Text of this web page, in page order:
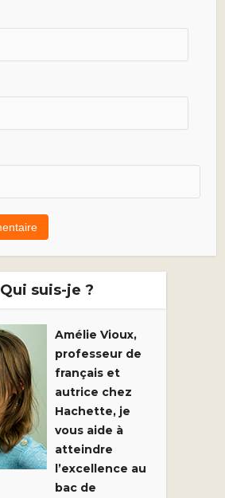
Qui suis-je ?
Amélie Vioux,
professeur de
français et
autrice chez
Hachette, je
vous aide à
atteindre
l’excellence au
bac de